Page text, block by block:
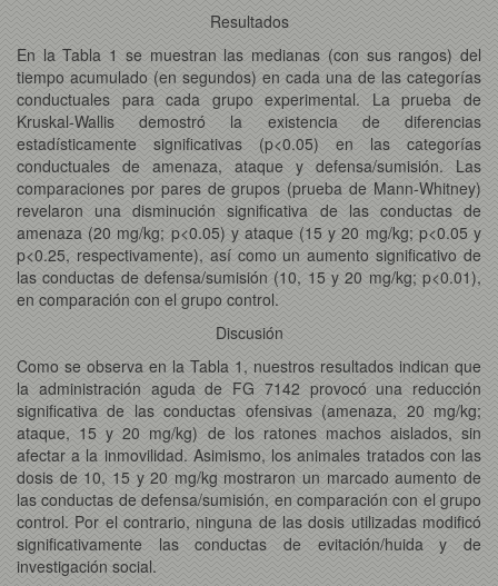
Resultados
En la Tabla 1 se muestran las medianas (con sus rangos) del
tiempo acumulado (en segundos) en cada una de las categorías
conductuales para cada grupo experimental. La prueba de
Kruskal-Wallis demostró la existencia de diferencias
estadísticamente significativas (p<0.05) en las categorías
conductuales de amenaza, ataque y defensa/sumisión. Las
comparaciones por pares de grupos (prueba de Mann-Whitney)
revelaron una disminución significativa de las conductas de
amenaza (20 mg/kg; p<0.05) y ataque (15 y 20 mg/kg; p<0.05 y
p<0.25, respectivamente), así como un aumento significativo de
las conductas de defensa/sumisión (10, 15 y 20 mg/kg; p<0.01),
en comparación con el grupo control.
Discusión
Como se observa en la Tabla 1, nuestros resultados indican que
la administración aguda de FG 7142 provocó una reducción
significativa de las conductas ofensivas (amenaza, 20 mg/kg;
ataque, 15 y 20 mg/kg) de los ratones machos aislados, sin
afectar a la inmovilidad. Asimismo, los animales tratados con las
dosis de 10, 15 y 20 mg/kg mostraron un marcado aumento de
las conductas de defensa/sumisión, en comparación con el grupo
control. Por el contrario, ninguna de las dosis utilizadas modificó
significativamente las conductas de evitación/huida y de
investigación social.